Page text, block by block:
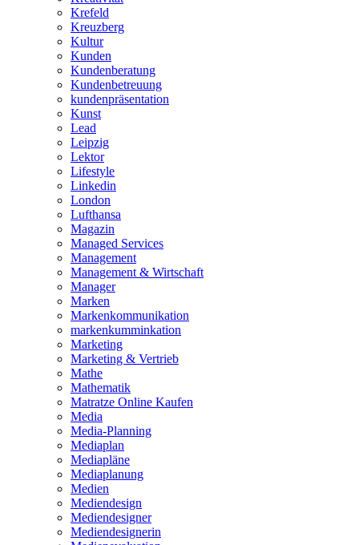
Krefeld
Kreuzberg
Kultur
Kunden
Kundenberatung
Kundenbetreuung
kundenpräsentation
Kunst
Lead
Leipzig
Lektor
Lifestyle
Linkedin
London
Lufthansa
Magazin
Managed Services
Management
Management & Wirtschaft
Manager
Marken
Markenkommunikation
markenkumminkation
Marketing
Marketing & Vertrieb
Mathe
Mathematik
Matratze Online Kaufen
Media
Media-Planning
Mediaplan
Mediapläne
Mediaplanung
Medien
Mediendesign
Mediendesigner
Mediendesignerin